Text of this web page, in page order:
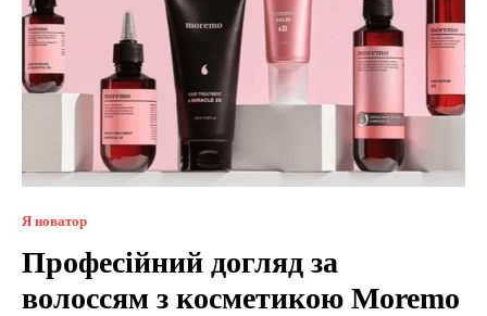
Я новатор
Професійний догляд за
волоссям з косметикою Moremo